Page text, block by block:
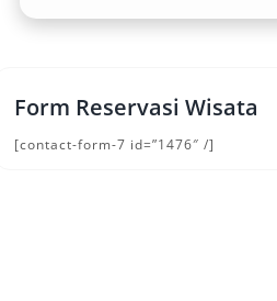
Form Reservasi Wisata
[contact-form-7 id=”1476″ /]